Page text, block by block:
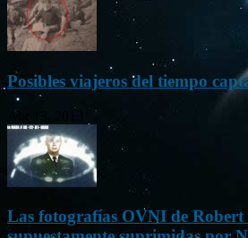
Posibles viajeros del tiempo
Abr 13, 2013
Las fotografías OVNI de Robert